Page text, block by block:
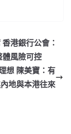
港銀行公會：
風險可控
想 陳美寶：有
地與本港往來